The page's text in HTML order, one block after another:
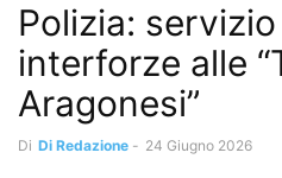
Polizia:
interforze alle
Aragonesi”
Di Di Redazione - 24 Giugno 2026